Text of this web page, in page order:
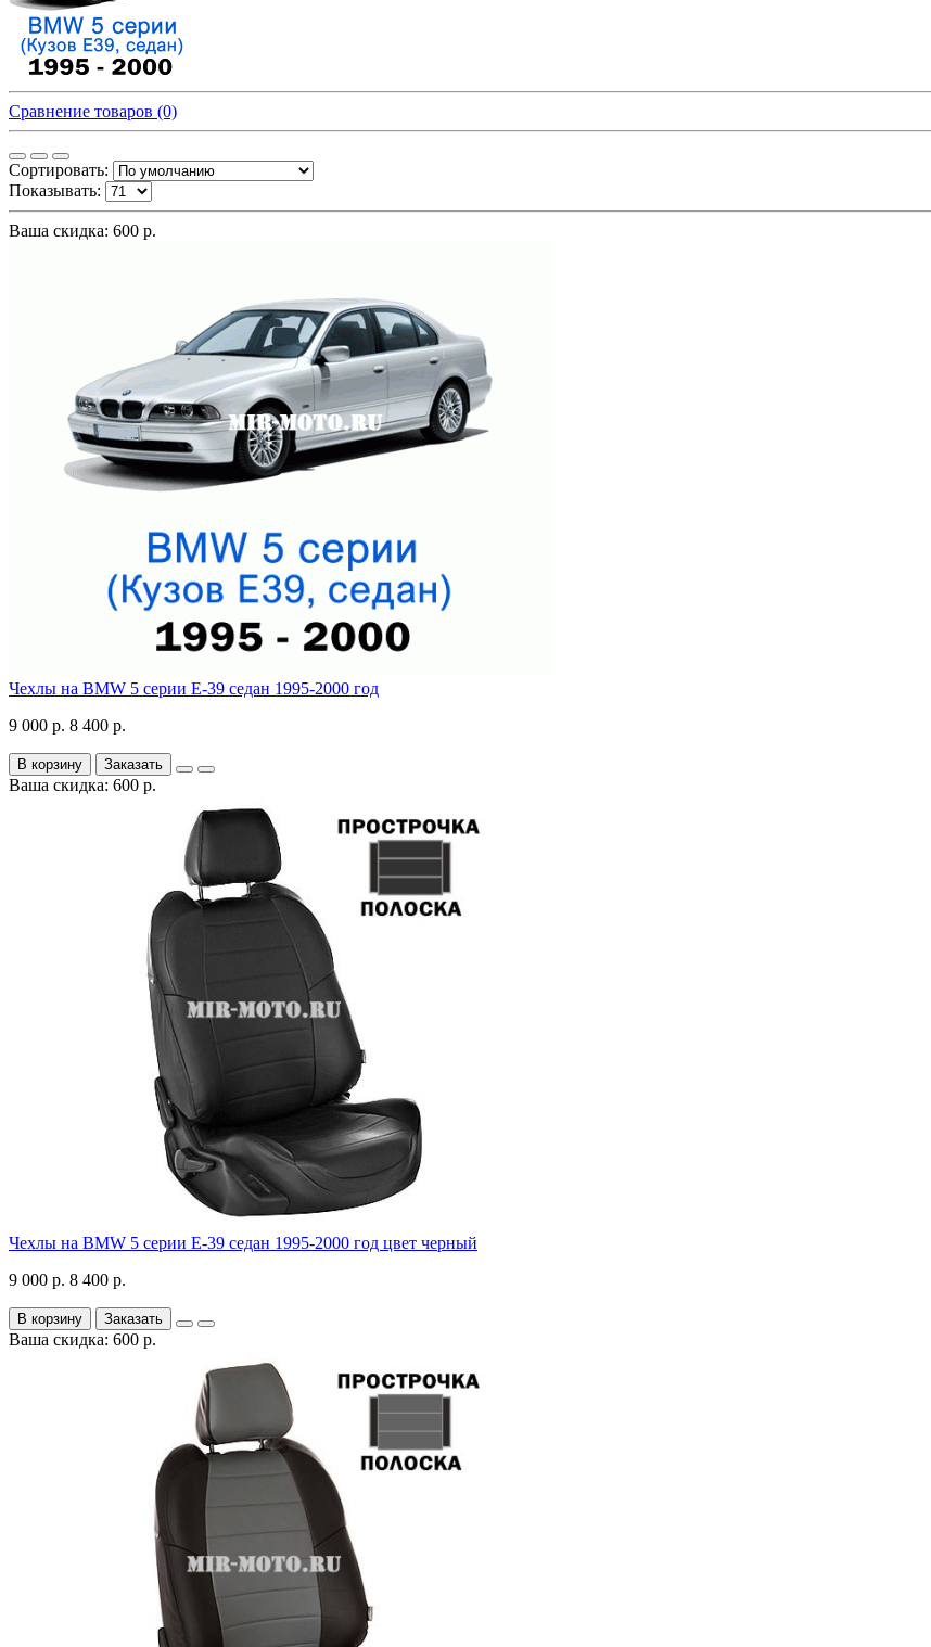
Сравнение товаров (0)
Сортировать:
Показывать:
Ваша скидка: 600 р.
Чехлы на BMW 5 серии E-39 седан 1995-2000 год
9 000 р. 8 400 р.
В корзину Заказать
Ваша скидка: 600 р.
Чехлы на BMW 5 серии E-39 седан 1995-2000 год цвет черный
9 000 р. 8 400 р.
В корзину Заказать
Ваша скидка: 600 р.